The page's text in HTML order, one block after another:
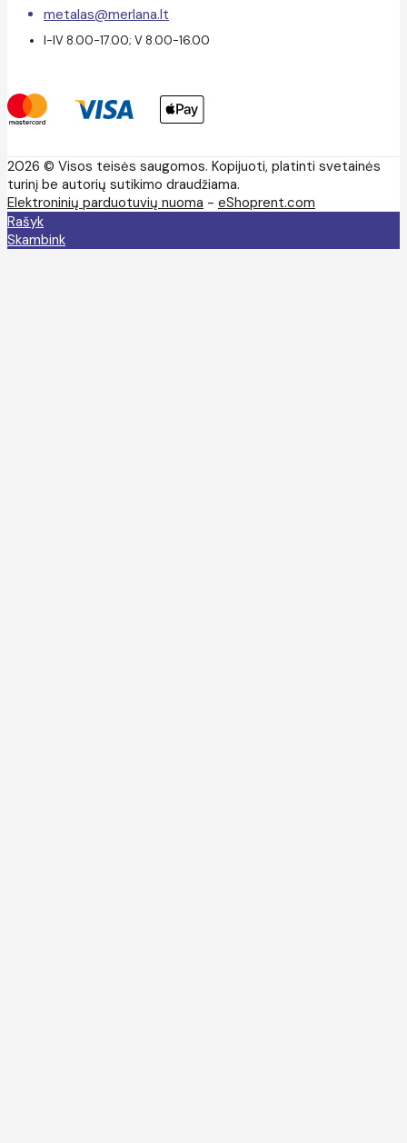
metalas@merlana.lt
I-IV 8.00-17.00; V 8.00-16.00
2026 © Visos teisės saugomos. Kopijuoti, platinti svetainės
turinį be autorių sutikimo draudžiama.
Elektroninių parduotuvių nuoma - eShoprent.com
Rašyk
Skambink